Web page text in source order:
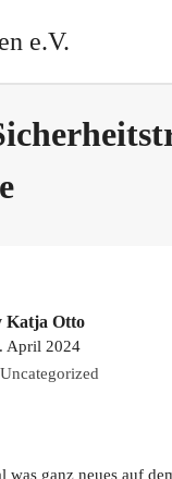
e.V.
Katja Otto
April 2024
Uncategorized
was ganz neues auf